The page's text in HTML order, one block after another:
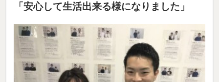
「安心して生活出来る様になりました」